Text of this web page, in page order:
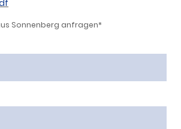
Sonnenberg anfragen*